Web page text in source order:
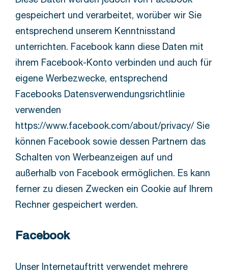
gespeichert und verarbeitet, worüber wir Sie
entsprechend unserem Kenntnisstand
unterrichten. Facebook kann diese Daten mit
ihrem Facebook-Konto verbinden und auch für
eigene Werbezwecke, entsprechend
Facebooks Datensverwendungsrichtlinie
verwenden
https://www.facebook.com/about/privacy/ Sie
können Facebook sowie dessen Partnern das
Schalten von Werbeanzeigen auf und
außerhalb von Facebook ermöglichen. Es kann
ferner zu diesen Zwecken ein Cookie auf Ihrem
Rechner gespeichert werden.
Facebook
Unser Internetauftritt verwendet mehrere